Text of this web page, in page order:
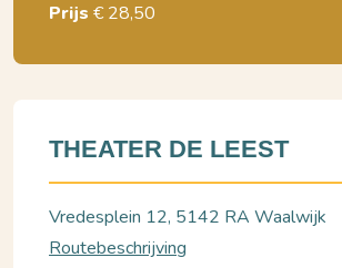
Prijs € 28,50
THEATER DE LEEST
Vredesplein 12, 5142 RA Waalwijk
Routebeschrijving